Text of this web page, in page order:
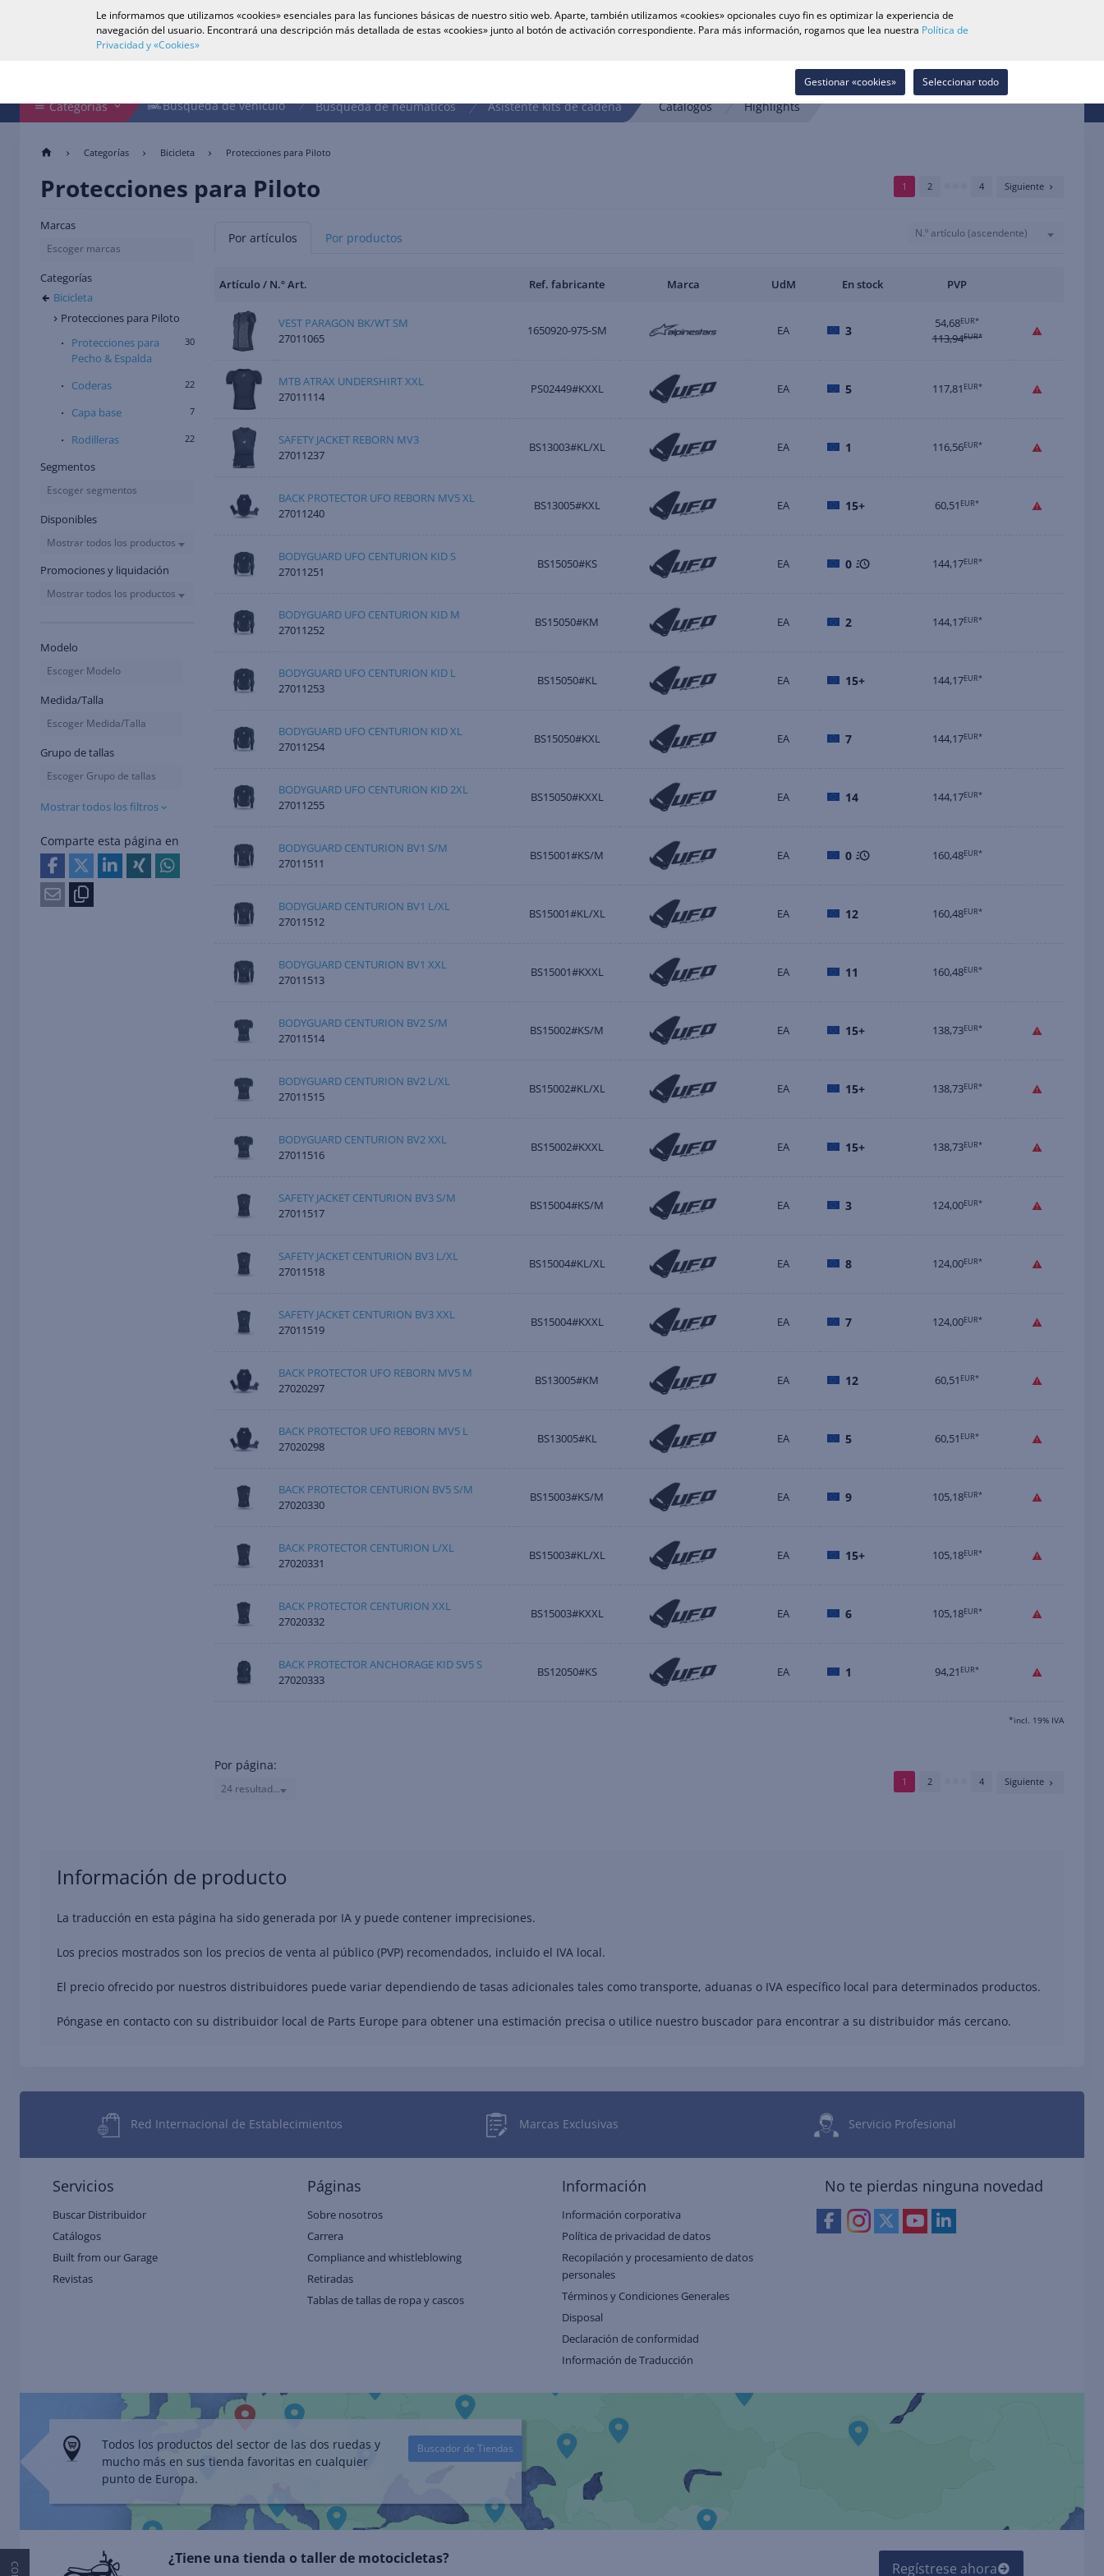
Buscador de Tiendas Carrera Lista de deseos
Categorías Búsqueda de vehículo Búsqueda de neumáticos Asistente kits de cadena Catálogos Highlights
Categorías Bicicleta Protecciones para Piloto
Protecciones para Piloto 1 2 4 Siguiente
Marcas
Escoger marcas
Categorías
Bicicleta
Protecciones para Piloto
Protecciones para
Pecho & Espalda
30
Coderas 22
Capa base 7
Rodilleras 22
Segmentos
Escoger segmentos
Disponibles
Mostrar todos los productos
Promociones y liquidación
Mostrar todos los productos
Modelo
Escoger Modelo
Medida/Talla
Escoger Medida/Talla
Grupo de tallas
Escoger Grupo de tallas
Mostrar todos los filtros
Comparte esta página en
Por artículos Por productos N.º artículo (ascendente)
Artículo / N.º Art. Ref. fabricante Marca UdM En stock PVP
VEST PARAGON BK/WT SM
27011065
1650920-975-SM EA 3 54,68EUR*
113,94EUR*
MTB ATRAX UNDERSHIRT XXL
27011114
PS02449#KXXL EA 5 117,81 EUR*
SAFETY JACKET REBORN MV3
27011237
BS13003#KL/XL EA 1 116,56EUR*
BACK PROTECTOR UFO REBORN MV5 XL
27011240
BS13005#KXL EA 15+ 60,51 EUR*
BODYGUARD UFO CENTURION KID S
27011251
BS15050#KS EA 0 144,17EUR*
BODYGUARD UFO CENTURION KID M
27011252
BS15050#KM EA 2 144,17EUR*
BODYGUARD UFO CENTURION KID L
27011253
BS15050#KL EA 15+ 144,17EUR*
BODYGUARD UFO CENTURION KID XL
27011254
BS15050#KXL EA 7 144,17EUR*
BODYGUARD UFO CENTURION KID 2XL
27011255
BS15050#KXXL EA 14 144,17EUR*
BODYGUARD CENTURION BV1 S/M
27011511
BS15001#KS/M EA 0 160,48EUR*
BODYGUARD CENTURION BV1 L/XL
27011512
BS15001#KL/XL EA 12 160,48EUR*
BODYGUARD CENTURION BV1 XXL
27011513
BS15001#KXXL EA 11 160,48EUR*
BODYGUARD CENTURION BV2 S/M
27011514
BS15002#KS/M EA 15+ 138,73EUR*
BODYGUARD CENTURION BV2 L/XL
27011515
BS15002#KL/XL EA 15+ 138,73EUR*
BODYGUARD CENTURION BV2 XXL
27011516
BS15002#KXXL EA 15+ 138,73EUR*
SAFETY JACKET CENTURION BV3 S/M
27011517
BS15004#KS/M EA 3 124,00EUR*
SAFETY JACKET CENTURION BV3 L/XL
27011518
BS15004#KL/XL EA 8 124,00EUR*
SAFETY JACKET CENTURION BV3 XXL
27011519
BS15004#KXXL EA 7 124,00EUR*
BACK PROTECTOR UFO REBORN MV5 M
27020297
BS13005#KM EA 12 60,51 EUR*
BACK PROTECTOR UFO REBORN MV5 L
27020298
BS13005#KL EA 5 60,51 EUR*
BACK PROTECTOR CENTURION BV5 S/M
27020330
BS15003#KS/M EA 9 105,18EUR*
BACK PROTECTOR CENTURION L/XL
27020331
BS15003#KL/XL EA 15+ 105,18EUR*
BACK PROTECTOR CENTURION XXL
27020332
BS15003#KXXL EA 6 105,18EUR*
BACK PROTECTOR ANCHORAGE KID SV5 S
27020333
BS12050#KS EA 1 94,21 EUR*
*incl. 19% IVA
Por página:
24 resultados
1 2 4 Siguiente
Información de producto
La traducción en esta página ha sido generada por IA y puede contener imprecisiones.
Los precios mostrados son los precios de venta al público (PVP) recomendados, incluido el IVA local.
El precio ofrecido por nuestros distribuidores puede variar dependiendo de tasas adicionales tales como transporte, aduanas o IVA específico local para determinados productos.
Póngase en contacto con su distribuidor local de Parts Europe para obtener una estimación precisa o utilice nuestro buscador para encontrar a su distribuidor más cercano.
Red Internacional de Establecimientos Marcas Exclusivas Servicio Profesional
Servicios
Buscar Distribuidor
Catálogos
Built from our Garage
Revistas
Páginas
Sobre nosotros
Carrera
Compliance and whistleblowing
Retiradas
Tablas de tallas de ropa y cascos
Información
Información corporativa
Política de privacidad de datos
Recopilación y procesamiento de datos
personales
Términos y Condiciones Generales
Disposal
Declaración de conformidad
Información de Traducción
No te pierdas ninguna novedad
Todos los productos del sector de las dos ruedas y
mucho más en sus tienda favoritas en cualquier
punto de Europa.
Buscador de Tiendas
¿Tiene una tienda o taller de motocicletas?
Regístrese ahora
Le informamos que utilizamos «cookies» esenciales para las funciones básicas de nuestro sitio web. Aparte, también utilizamos «cookies» opcionales cuyo fin es optimizar la experiencia de
navegación del usuario. Encontrará una descripción más detallada de estas «cookies» junto al botón de activación correspondiente. Para más información, rogamos que lea nuestra Política de
Privacidad y «Cookies»
Seleccionar todo
Gestionar «cookies»